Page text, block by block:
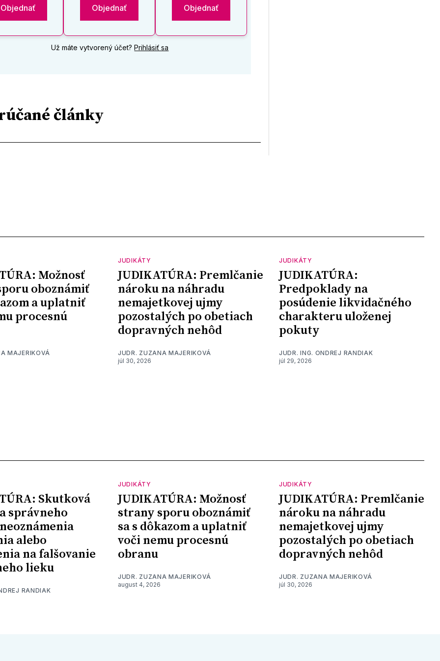
Objednať Objednať Objednať
Už máte vytvorený účet?Prihlásiť sa
články
Možnosť
oboznámiť
a uplatniť
procesnú
MAJERIKOVÁ
JUDIKÁTY
JUDIKATÚRA: Premlčanie
nároku na náhradu
nemajetkovej ujmy
pozostalých po obetiach
dopravných nehôd
JUDR. ZUZANA MAJERIKOVÁ
júl 30, 2026
JUDIKÁTY
JUDIKATÚRA:
Predpoklady na
posúdenie likvidačného
charakteru uloženej
pokuty
JUDR. ING. ONDREJ RANDIAK
júl 29, 2026
Skutková
správneho
alebo
na falšovanie
lieku
RANDIAK
JUDIKÁTY
JUDIKATÚRA: Možnosť
strany sporu oboznámiť
sa s dôkazom a uplatniť
voči nemu procesnú
obranu
JUDR. ZUZANA MAJERIKOVÁ
august 4, 2026
JUDIKÁTY
JUDIKATÚRA: Premlčanie
nároku na náhradu
nemajetkovej ujmy
pozostalých po obetiach
dopravných nehôd
JUDR. ZUZANA MAJERIKOVÁ
júl 30, 2026